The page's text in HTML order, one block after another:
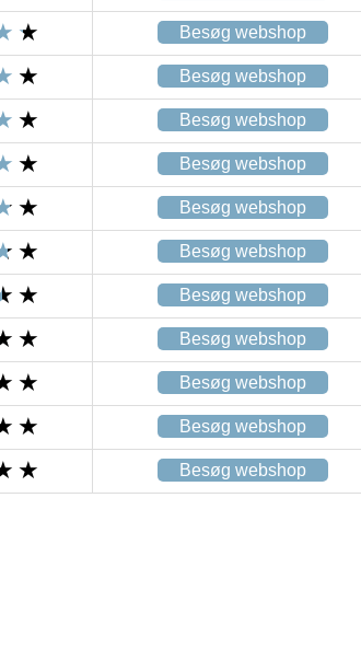
Besøg webshop
Besøg webshop
Besøg webshop
Besøg webshop
Besøg webshop
Besøg webshop
Besøg webshop
Besøg webshop
Besøg webshop
Besøg webshop
Besøg webshop